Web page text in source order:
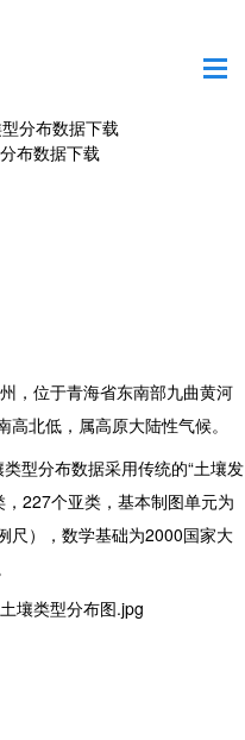
族自治州土壤类型分布数据
布数据下载
，位于青海省东南部九曲黄河
北低，属高原大陆性气候。
型分布数据采用传统的“土壤发
227个亚类，基本制图单元为
尺），数学基础为2000国家大